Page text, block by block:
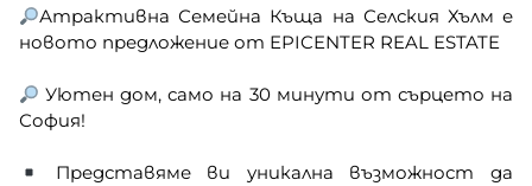
Атрактивна Семейна Къща на Селския Хълм е
новото предложение от EPICENTER REAL ESTATE
Уютен дом, само на 30 минути от сърцето на
София!
Представяме ви уникална възможност да